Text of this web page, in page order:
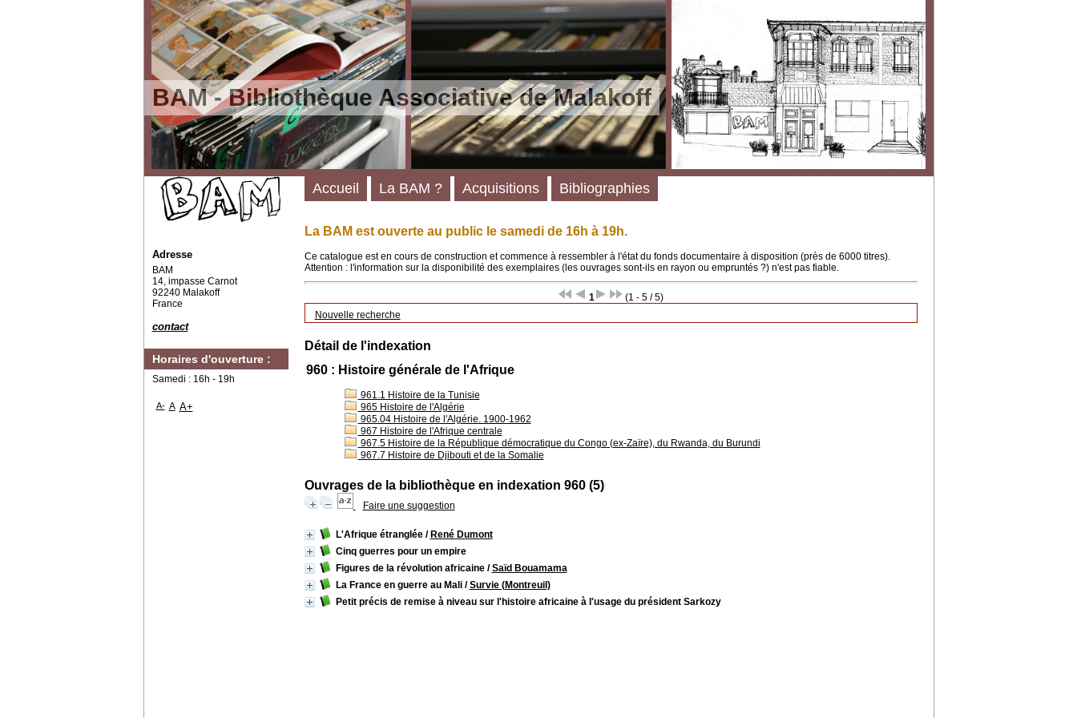
BAM - Bibliothèque Associative de Malakoff
La BAM est ouverte au public le samedi de 16h à 19h.
Ce catalogue est en cours de construction et commence à ressembler à l'état du fonds documentaire à disposition (près de 6000 titres).
Attention : l'information sur la disponibilité des exemplaires (les ouvrages sont-ils en rayon ou empruntés ?) n'est pas fiable.
1
(1 - 5 / 5)
Nouvelle recherche
Détail de l'indexation
960 : Histoire générale de l'Afrique
961.1 Histoire de la Tunisie
965 Histoire de l'Algérie
965.04 Histoire de l'Algérie. 1900-1962
967 Histoire de l'Afrique centrale
967.5 Histoire de la République démocratique du Congo (ex-Zaïre), du Rwanda, du Burundi
967.7 Histoire de Djibouti et de la Somalie
Ouvrages de la bibliothèque en indexation 960 (5)
Faire une suggestion
L'Afrique étranglée/ René Dumont
Cinq guerres pour un empire
Figures de la révolution africaine/Saïd Bouamama
La France en guerre au Mali/Survie (Montreuil)
Petit précis de remise à niveau sur l'histoire africaine à l'usage du président Sarkozy
Accueil La BAM ? Acquisitions Bibliographies
Adresse
BAM
14, impasse Carnot
92240 Malakoff
France
contact
Horaires d'ouverture :
Samedi : 16h - 19h
A- A A+